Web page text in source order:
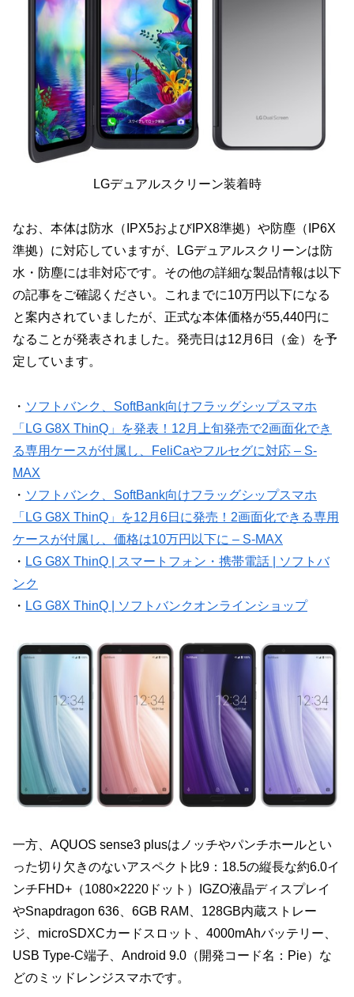
LGデュアルスクリーン装着時
なお、本体は防水（IPX5およびIPX8準拠）や防塵（IP6X
準拠）に対応していますが、LGデュアルスクリーンは防
水・防塵には非対応です。その他の詳細な製品情報は以下
の記事をご確認ください。これまでに10万円以下になる
と案内されていましたが、正式な本体価格が55,440円に
なることが発表されました。発売日は12月6日（金）を予
定しています。
・ ソフトバンク、SoftBank向けフラッグシップスマホ
「LG G8X ThinQ」を発表！12月上旬発売で2画面化でき
る専用ケースが付属し、FeliCaやフルセグに対応 – S-
MAX
・ ソフトバンク、SoftBank向けフラッグシップスマホ
「LG G8X ThinQ」を12月6日に発売！2画面化できる専用
ケースが付属し、価格は10万円以下に – S-MAX
・ LG G8X ThinQ | スマートフォン・携帯電話 | ソフトバ
ンク
・ LG G8X ThinQ | ソフトバンクオンラインショップ
一方、AQUOS sense3 plusはノッチやパンチホールとい
った切り欠きのないアスペクト比9：18.5の縦長な約6.0イ
ンチFHD+（1080×2220ドット）IGZO液晶ディスプレイ
やSnapdragon 636、6GB RAM、128GB内蔵ストレー
ジ、microSDXCカードスロット、4000mAhバッテリー、
USB Type-C端子、Android 9.0（開発コード名：Pie）な
どのミッドレンジスマホです。